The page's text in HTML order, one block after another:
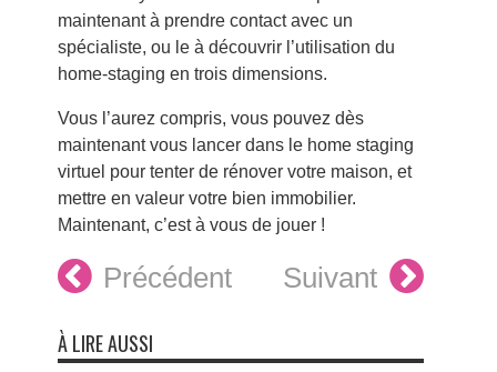
maintenant à prendre contact avec un
spécialiste, ou le à découvrir l’utilisation du
home-staging en trois dimensions.
Vous l’aurez compris, vous pouvez dès
maintenant vous lancer dans le home staging
virtuel pour tenter de rénover votre maison, et
mettre en valeur votre bien immobilier.
Maintenant, c’est à vous de jouer !
Précédent Suivant
À LIRE AUSSI